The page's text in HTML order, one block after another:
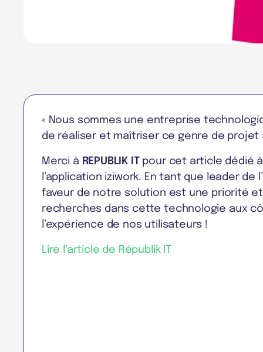
« Nous sommes une entreprise
de réaliser et maîtriser ce genre de projet
Merci à REPUBLIK ITpour cet article dédié à
l’application iziwork. En tant que leader de
faveur de notre solution est une priorité
recherches dans cette technologie aux
l’expérience de nos utilisateurs !
Lire l’article de Républik IT